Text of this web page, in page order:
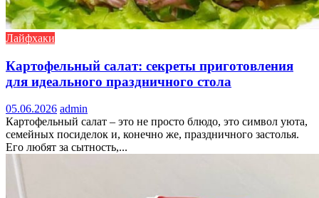
Лайфхаки
Картофельный салат: секреты приготовления
для идеального праздничного стола
05.06.2026 admin
Картофельный салат – это не просто блюдо, это символ уюта,
семейных посиделок и, конечно же, праздничного застолья.
Его любят за сытность,...